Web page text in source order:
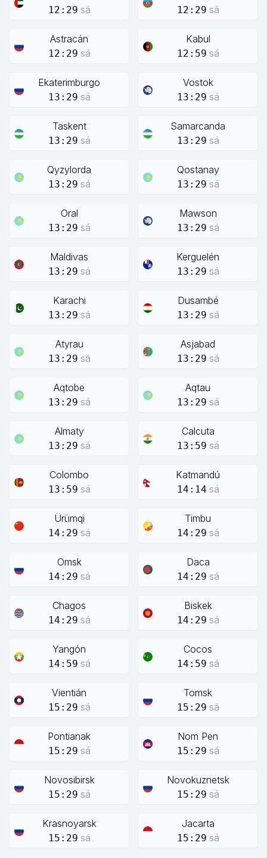
12:29 sá 12:29 sá
Astracán
12:29 sá
Kabul
12:59 sá
Ekaterimburgo
13:29 sá
Vostok
13:29 sá
Taskent
13:29 sá
Samarcanda
13:29 sá
Qyzylorda
13:29 sá
Qostanay
13:29 sá
Oral
13:29 sá
Mawson
13:29 sá
Maldivas
13:29 sá
Kerguelén
13:29 sá
Karachi
13:29 sá
Dusambé
13:29 sá
Atyrau
13:29 sá
Asjabad
13:29 sá
Aqtobe
13:29 sá
Aqtau
13:29 sá
Almaty
13:29 sá
Calcuta
13:59 sá
Colombo
13:59 sá
Katmandú
14:14 sá
Ürümqi
14:29 sá
Timbu
14:29 sá
Omsk
14:29 sá
Daca
14:29 sá
Chagos
14:29 sá
Biskek
14:29 sá
Yangón
14:59 sá
Cocos
14:59 sá
Vientián
15:29 sá
Tomsk
15:29 sá
Pontianak
15:29 sá
Nom Pen
15:29 sá
Novosibirsk
15:29 sá
Novokuznetsk
15:29 sá
Krasnoyarsk
15:29 sá
Jacarta
15:29 sá